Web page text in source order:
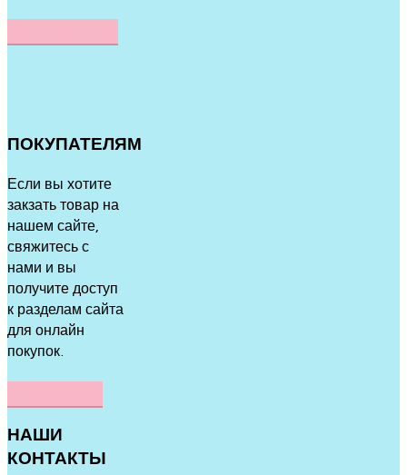
ПОКУПАТЕЛЯМ
Если вы хотите
закзать товар на
нашем сайте,
свяжитесь с
нами и вы
получите доступ
к разделам сайта
для онлайн
покупок.
НАШИ
КОНТАКТЫ